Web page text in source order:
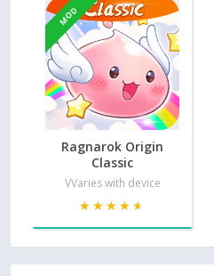
MOD
Ragnarok Origin
Classic
VVaries with device
★★★★★
★★★★★